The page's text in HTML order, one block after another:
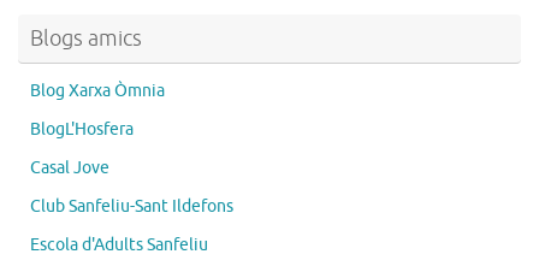
Blogs amics
Blog Xarxa Òmnia
BlogL'Hosfera
Casal Jove
Club Sanfeliu-Sant Ildefons
Escola d'Adults Sanfeliu